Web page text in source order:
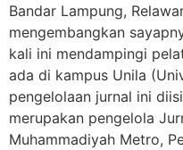
Bandar Lampung,
mengembangkan
kali ini mendampingi
ada di kampus Unila
pengelolaan jurnal ini
merupakan pengelola
Muhammadiyah Metro,